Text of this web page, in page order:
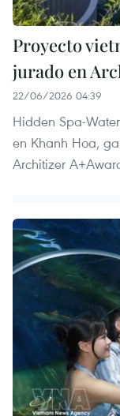
Proyecto
jurado en
22/06/2026 04:39
Hidden Spa-
en Khanh Hoa,
Architizer